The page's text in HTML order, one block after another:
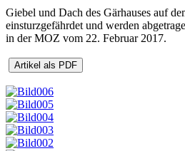
Giebel und Dach des Gärhauses auf
einsturzgefährdet und werden
in der MOZ vom 22. Februar 2017.
Artikel als PDF